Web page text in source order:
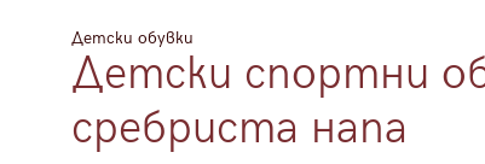
Детски обувки
Детски спортни
сребриста напа